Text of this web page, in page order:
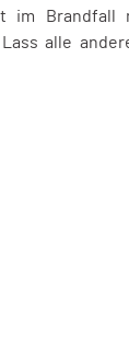
im
alle